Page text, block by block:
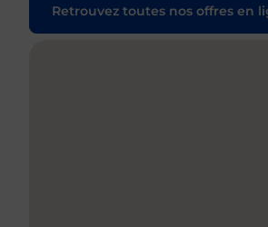
Retrouvez toutes nos offres en